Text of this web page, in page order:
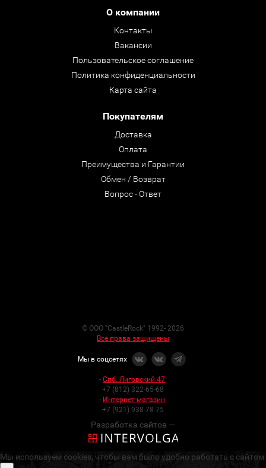
О компании
Контакты
Вакансии
Пользовательское соглашение
Политика конфиденциальности
Карта сайта
Покупателям
Доставка
Оплата
Преимущества и Гарантии
Обмен / Возврат
Вопрос - Ответ
© ООО "CastleRock" 1992- 2026
Все права защищены
Мы в соцсетях
- Спб. Лиговский 47:
+7 (812) 322-65-68
- Интернет-магазин:
+7 (921) 938-78-75
Разработка сайтов —
Мы используем cookies, чтобы вам было удобно работать с сайтом